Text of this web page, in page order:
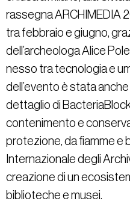
rassegna ARCHIMEDIA
tra febbraio e giugno,
dell’archeologa Alice
nesso tra tecnologia e
dell’evento è stata
dettaglio di
contenimento e
protezione, da fiamme e
Internazionale degli
creazione di un
biblioteche e musei.